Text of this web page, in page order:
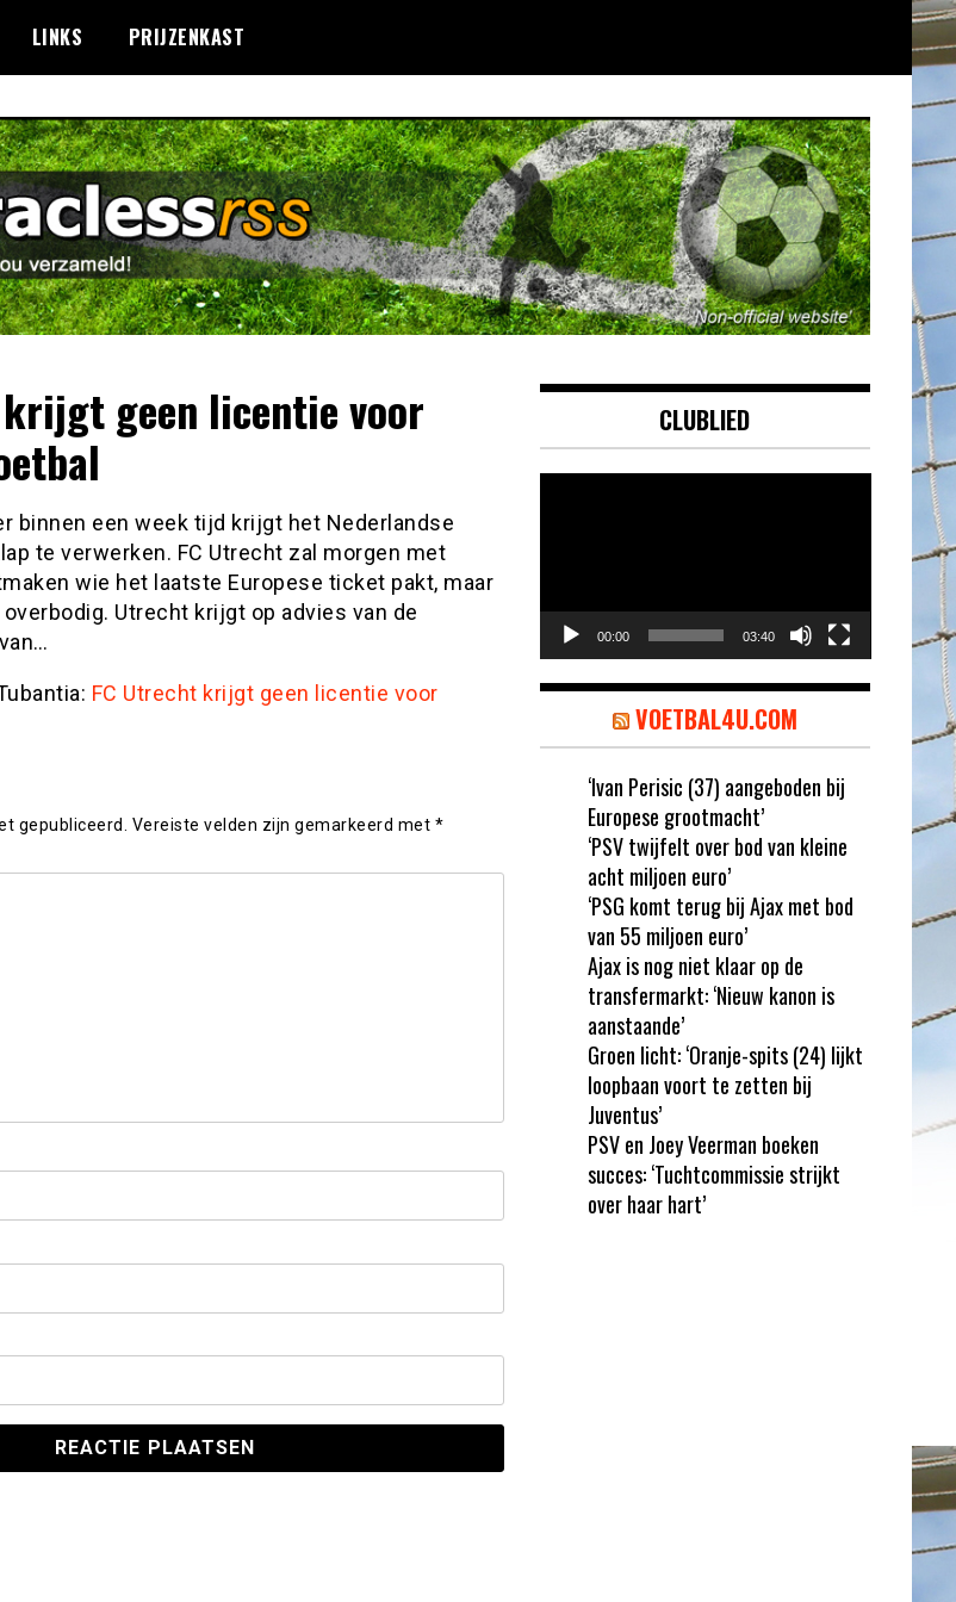
LINKS PRIJZENKAST
geen licentie voor
binnen een week tijd krijgt het Nederlandse
te verwerken. FC Utrecht zal morgen met
wie het laatste Europese ticket pakt, maar
Utrecht krijgt op advies van de
FC Utrecht krijgt geen licentie voor
gepubliceerd. Vereiste velden zijn gemarkeerd met *
CLUBLIED
00:00 03:40
VOETBAL4U.COM
‘Ivan Perisic (37) aangeboden bij
Europese grootmacht’
‘PSV twijfelt over bod van kleine
acht miljoen euro’
‘PSG komt terug bij Ajax met bod
van 55 miljoen euro’
Ajax is nog niet klaar op de
transfermarkt: ‘Nieuw kanon is
aanstaande’
Groen licht: ‘Oranje-spits (24) lijkt
loopbaan voort te zetten bij
Juventus’
PSV en Joey Veerman boeken
succes: ‘Tuchtcommissie strijkt
over haar hart’